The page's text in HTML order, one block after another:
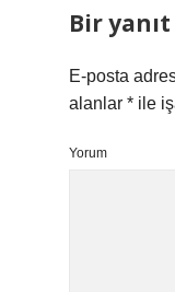
Bir yanıt
E-posta
alanlar * ile
Yorum